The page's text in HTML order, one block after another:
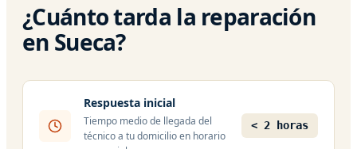
¿Cuánto tarda la reparación
en Sueca?
Respuesta inicial
Tiempo medio de llegada del
técnico a tu domicilio en horario
< 2 horas